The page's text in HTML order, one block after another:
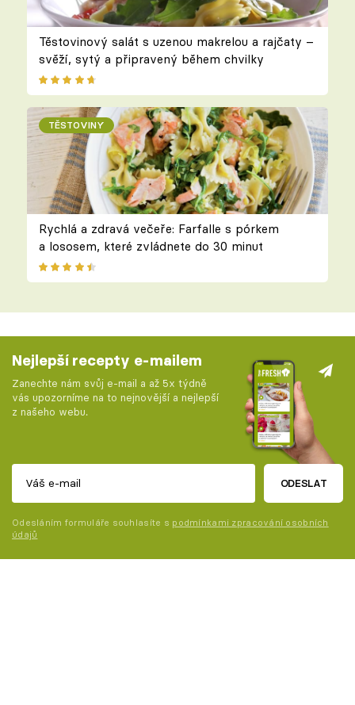
Těstovinový salát s uzenou makrelou a rajčaty –
svěží, sytý a připravený během chvilky
TĚSTOVINY
Rychlá a zdravá večeře: Farfalle s pórkem
a lososem, které zvládnete do 30 minut
Nejlepší recepty e-mailem
Zanechte nám svůj e-mail a až 5x týdně
vás upozorníme na to nejnovější a nejlepší
z našeho webu.
ODESLAT
Odesláním formuláře souhlasíte s podmínkami zpracování osobních
údajů